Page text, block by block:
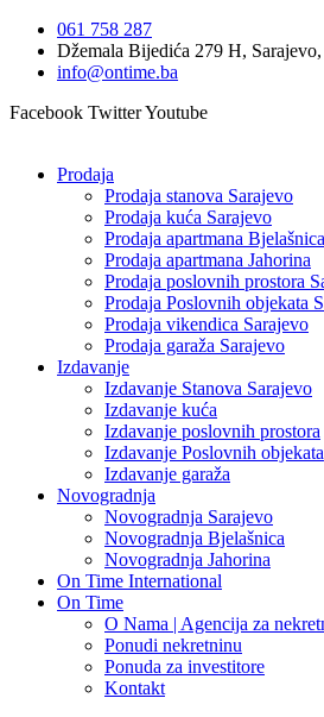
sadržaj
061 758 287
Džemala Bijedića 279 H,
info@ontime.ba
Facebook TwitterYoutube
Prodaja
Prodaja stanova Sarajevo
Prodaja kuća Sarajevo
Prodaja apartmana Bjelašnica
Prodaja apartmana Jahorina
Prodaja poslovnih prostora
Prodaja Poslovnih objekata
Prodaja vikendica Sarajevo
Prodaja garaža Sarajevo
Izdavanje
Izdavanje Stanova Sarajevo
Izdavanje kuća
Izdavanje poslovnih prostora
Izdavanje Poslovnih objekata
Izdavanje garaža
Novogradnja
Novogradnja Sarajevo
Novogradnja Bjelašnica
Novogradnja Jahorina
On Time International
On Time
O Nama | Agencija za
Ponudi nekretninu
Ponuda za investitore
Kontakt